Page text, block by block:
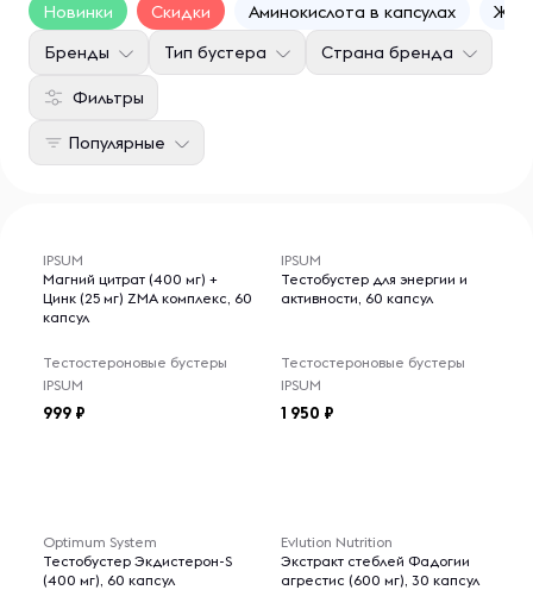
Новинки Скидки Аминокислота в капсулах
Фильтры
Бренды Тип бустера Страна бренда
Популярные
IPSUM
Магний цитрат (400 мг) +
Цинк (25 мг) ZMA комплекс, 60
капсул
Тестостероновые бустеры
IPSUM
999
IPSUM
Тестобустер для энергии и
активности, 60 капсул
Тестостероновые бустеры
IPSUM
1 950
Optimum System
Тестобустер Экдистерон-S
(400 мг), 60 капсул
Evlution Nutrition
Экстракт стеблей Фадогии
агрестис (600 мг), 30 капсул